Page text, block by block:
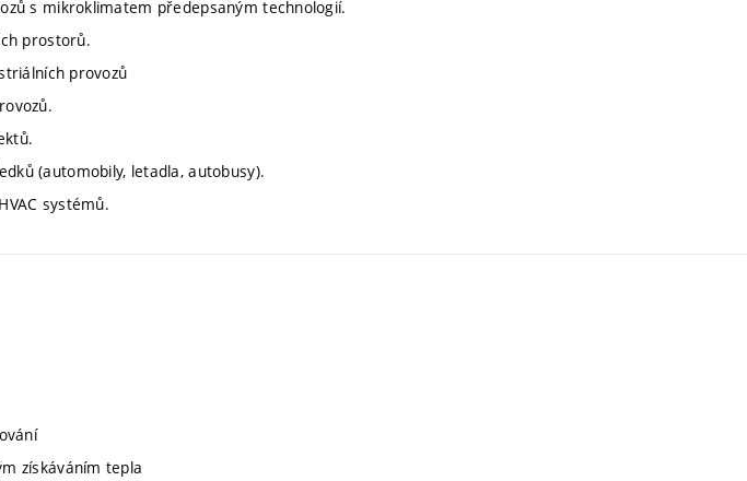
s mikroklimatem předepsaným technologií.
prostorů.
provozů
(automobily, letadla, autobusy).
systémů.
získáváním tepla